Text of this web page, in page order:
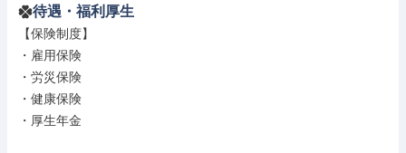
待遇・福利厚生
【保険制度】
・雇用保険
・労災保険
・健康保険
・厚生年金